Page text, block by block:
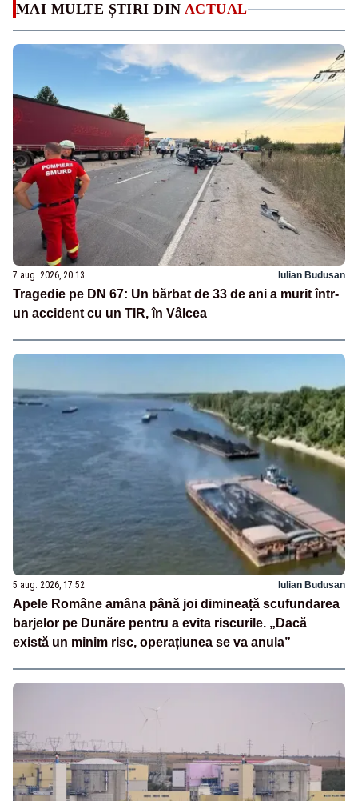
MAI MULTE ȘTIRI DIN ACTUAL
7 aug. 2026, 20:13 Iulian Budusan
Tragedie pe DN 67: Un bărbat de 33 de ani a murit într-
un accident cu un TIR, în Vâlcea
5 aug. 2026, 17:52 Iulian Budusan
Apele Române amâna până joi dimineață scufundarea
barjelor pe Dunăre pentru a evita riscurile. „Dacă
există un minim risc, operațiunea se va anula”